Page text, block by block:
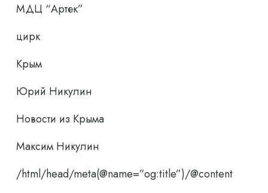
МДЦ “Артек”
цирк
Крым
Юрий Никулин
Новости из Крыма
Максим Никулин
/html/head/meta(@name=”og:title”)/@content